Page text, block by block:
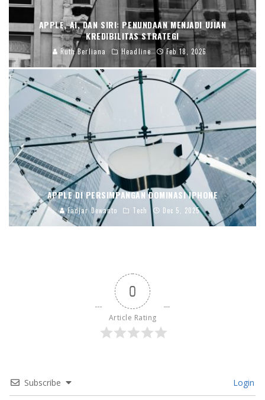
APPLE, AI, DAN SIRI: PENUNDAAN MENJADI UJIAN
KREDIBILITAS STRATEGI
Ruth Berliana Headline Feb 18, 2026
APPLE DI PERSIMPANGAN DOMINASI IPHONE
Fadjar Dewanto Tech Dec 5, 2025
0
Article Rating
Subscribe Login